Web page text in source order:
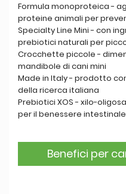
Formula monoproteica -
proteine animali per
Specialty Line Mini - con
prebiotici naturali per
Crocchette piccole -
mandibole di cani mini
Made in Italy - prodotto
della ricerca italiana
Prebiotici XOS - xilo-
per il benessere intestinale
Benefici per